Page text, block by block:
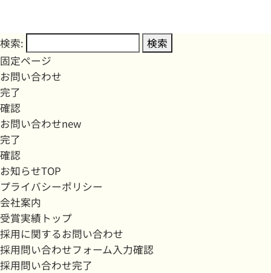
検索:
固定ページ
お問い合わせ
完了
確認
お問い合わせnew
完了
確認
お知らせTOP
プライバシーポリシー
会社案内
受賞実績トップ
採用に関するお問い合わせ
採用問い合わせフォーム入力確認
採用問い合わせ完了